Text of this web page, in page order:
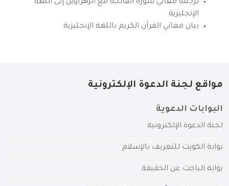
ترجمة معاني سورة الفاتحة مع الزهراوين إلى اللغة
الإنجليزية
بيان معاني القرآن الكريم باللغة الإنجليزية
مواقع لجنة الدعوة الإلكترونية
البوابات الدعوية
لجنة الدعوة الإلكترونية
بوابة الكويت للتعريف بالإسلام
بوابة الباحث عن الحقيقة